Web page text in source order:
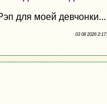
для моей девчонки...
03 08 2026